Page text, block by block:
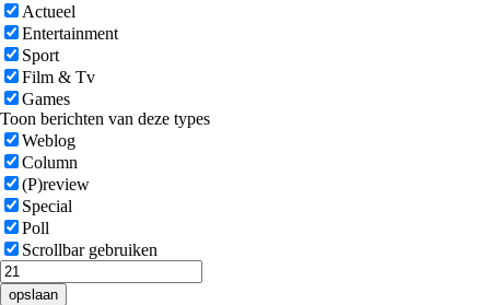
Actueel
Entertainment
Sport
Film & Tv
Games
Toon berichten van deze types
Weblog
Column
(P)review
Special
Poll
Scrollbar gebruiken
opslaan